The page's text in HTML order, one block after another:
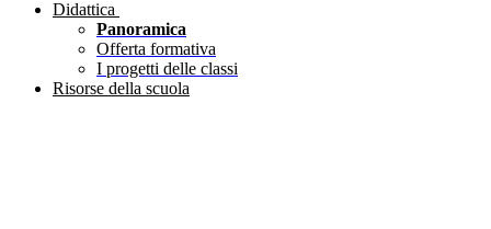
Didattica
Panoramica
Offerta formativa
I progetti delle classi
Risorse della scuola